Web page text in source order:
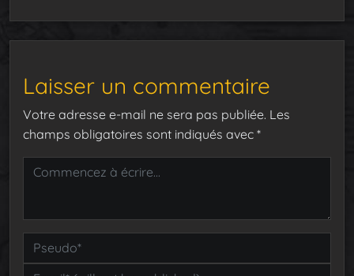
Laisser un commentaire
Votre adresse e-mail ne sera pas publiée. Les
champs obligatoires sont indiqués avec *